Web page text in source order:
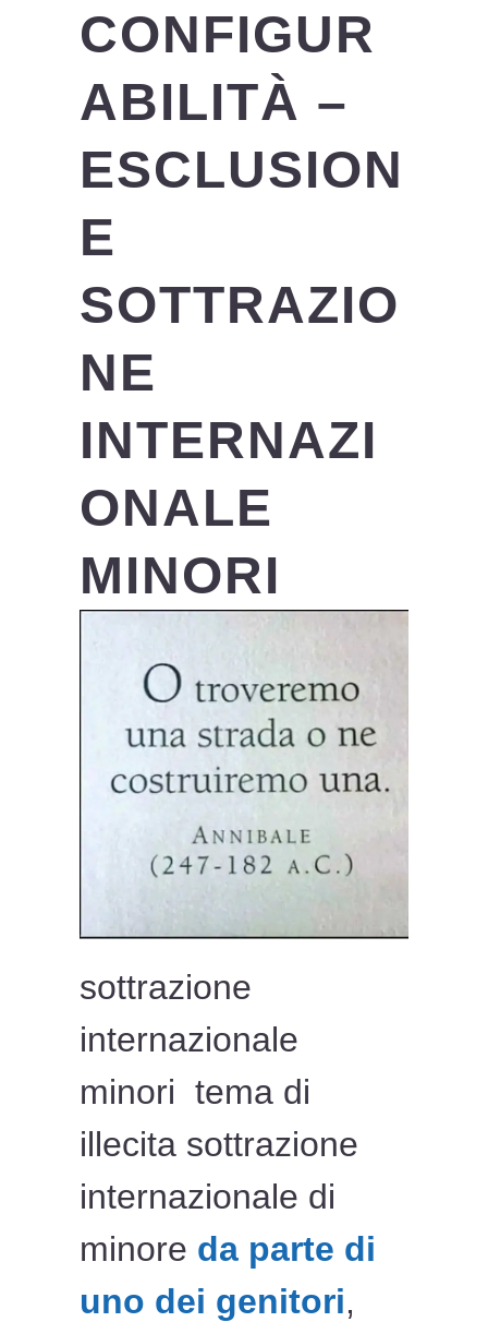
CONFIGUR
ABILITÀ –
ESCLUSION
E
SOTTRAZIO
NE
INTERNAZI
ONALE
MINORI
sottrazione
internazionale
minori tema di
illecita sottrazione
internazionale di
minore da parte di
uno dei genitori,